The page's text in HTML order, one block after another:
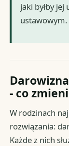
jaki byłby jej
ustawowym.
- co
W rodzinach
rozwiązania:
Każde z nich